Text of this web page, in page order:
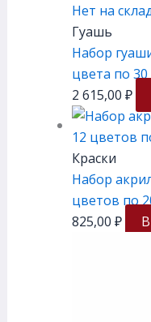
Нет на
Гуашь
Набор
цвета по
2 615,00 ₽
Краски
Набор
цветов по
825,00 ₽